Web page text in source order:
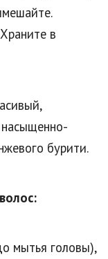
в
бурити.
мытья головы),